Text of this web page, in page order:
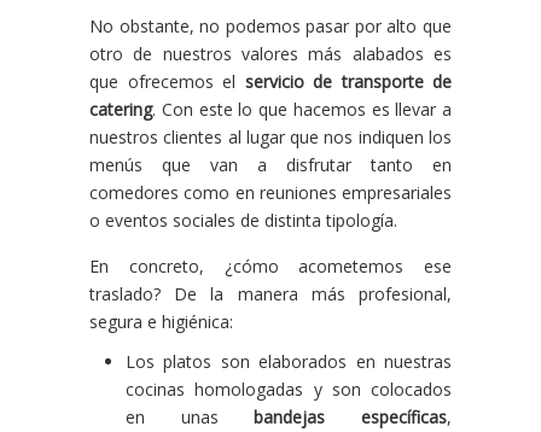
No obstante, no podemos pasar por alto que
otro de nuestros valores más alabados es
que ofrecemos el servicio de transporte de
catering. Con este lo que hacemos es llevar a
nuestros clientes al lugar que nos indiquen los
menús que van a disfrutar tanto en
comedores como en reuniones empresariales
o eventos sociales de distinta tipología.
En concreto, ¿cómo acometemos ese
traslado? De la manera más profesional,
segura e higiénica:
Los platos son elaborados en nuestras
cocinas homologadas y son colocados
en unasbandejas específicas,